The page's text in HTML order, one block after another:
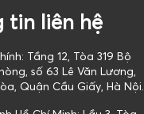
tin liên hệ
Tầng 12, Tòa 319 Bộ
số 63 Lê Văn Lương,
Quận Cầu Giấy, Hà Nội.